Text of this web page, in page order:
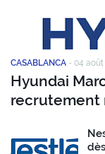
CASABLANCA - 04 août
Hyundai
recrutement